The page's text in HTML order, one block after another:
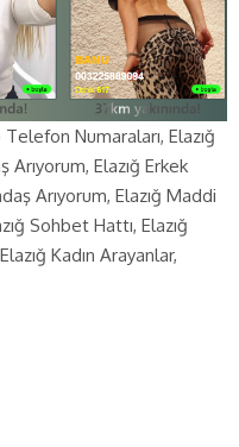
Telefon Numaraları, Elazığ
Arıyorum, Elazığ Erkek
Arıyorum, Elazığ Maddi
Sohbet Hattı, Elazığ
Kadın Arayanlar,